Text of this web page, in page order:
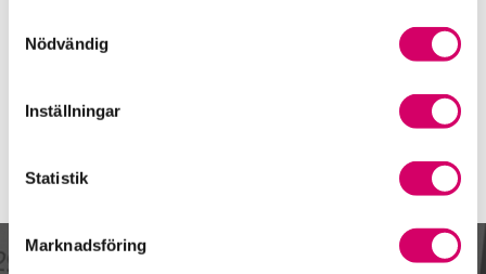
Nödvändig
Inställningar
Statistik
Marknadsföring
Skicka e-post